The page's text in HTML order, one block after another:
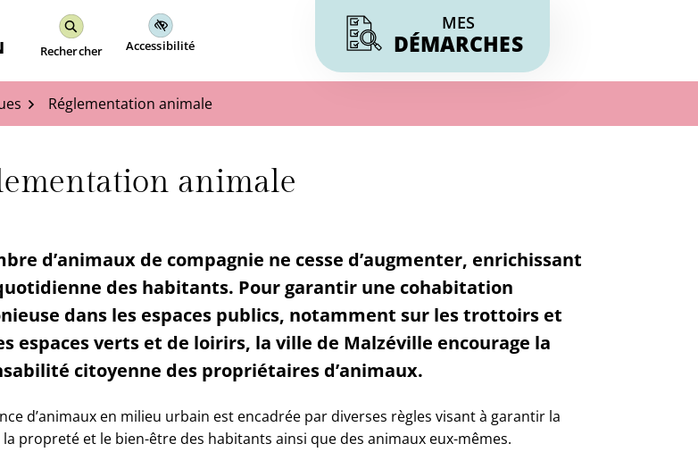
Rechercher Accessibilité
MES
DÉMARCHES
Réglementation animale
animale
d’animaux de compagnie ne cesse d’augmenter, enrichissant
des habitants. Pour garantir une cohabitation
dans les espaces publics, notamment sur les trottoirs et
espaces verts et de loirirs, la ville de Malzéville encourage la
citoyenne des propriétaires d’animaux.
d’animaux en milieu urbain est encadrée par diverses règles visant à garantir la
propreté et le bien-être des habitants ainsi que des animaux eux-mêmes.